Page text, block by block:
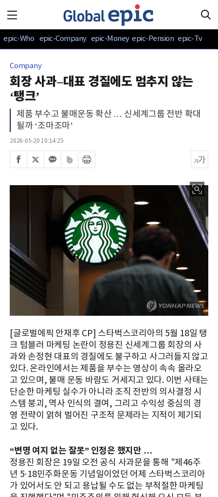
epic-Who epic-Company epic-Money epic-Pension epic-Tv
Company
회장 사과–대표 경질에도 멈추지 않는
‘탱크’
제품 부수고 불매운동 확산 … 신세계그룹 전반 확대
될까 ‘조마조마’
2026-05-20 10:14:25
[글로벌에픽 안재후 CP] 스타벅스코리아의 5월 18일 탱
크 텀블러 마케팅 논란이 정용진 신세계그룹 회장의 사
과와 손정현 대표의 경질에도 불구하고 사그러들지 않고
있다. 온라인에서는 제품을 부수는 영상이 속속 올라오
고 있으며, 불매 운동 바람도 거세지고 있다. 이번 사태는
단순한 마케팅 실수가 아니라 조직 전반의 의사결정 시
스템 붕괴, 역사 인식의 결여, 그리고 수익성 중심의 경
영 전략이 얽혀 벌어진 구조적 문제라는 지적이 제기되
고 있다.
“변명 여지 없는 잘못” 인정은 했지만 …
정용진 회장은 19일 오전 공식 사과문을 통해 "제46주
년 5·18민주화운동 기념일이었던 어제 스타벅스코리아
가 있어서도 안 되고 용납될 수도 없는 부적절한 마케팅